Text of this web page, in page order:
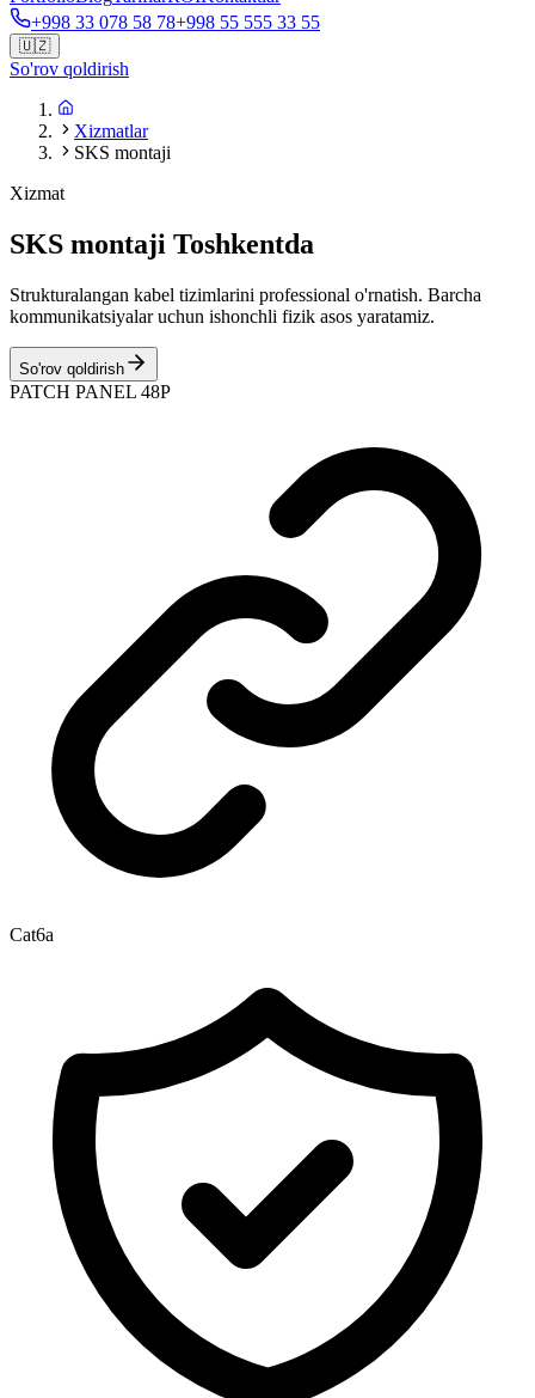
+998 33 078 58 78+998 55 555 33 55
🇺🇿
So'rov qoldirish
Xizmatlar
SKS montaji
Xizmat
SKS montaji Toshkentda
Strukturalangan kabel tizimlarini professional o'rnatish. Barcha
kommunikatsiyalar uchun ishonchli fizik asos yaratamiz.
So'rov qoldirish
PATCH PANEL 48P
Cat6a